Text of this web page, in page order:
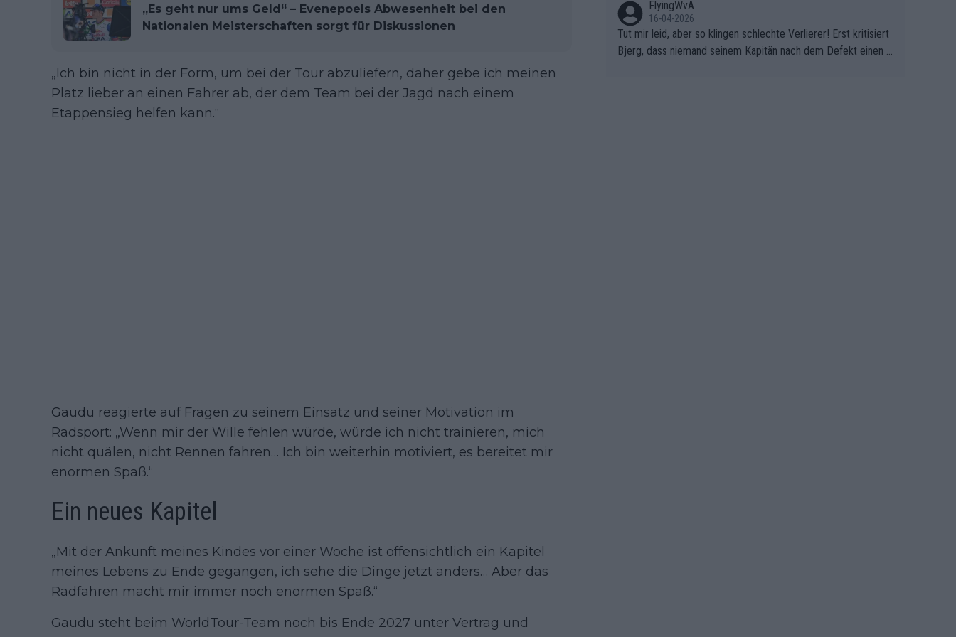
„Es geht nur ums Geld“ – Evenepoels Abwesenheit bei den
Nationalen Meisterschaften sorgt für Diskussionen
„Ich bin nicht in der Form, um bei der Tour abzuliefern, daher gebe ich meinen
Platz lieber an einen Fahrer ab, der dem Team bei der Jagd nach einem
Etappensieg helfen kann.“
Gaudu reagierte auf Fragen zu seinem Einsatz und seiner Motivation im
Radsport: „Wenn mir der Wille fehlen würde, würde ich nicht trainieren, mich
nicht quälen, nicht Rennen fahren… Ich bin weiterhin motiviert, es bereitet mir
enormen Spaß.“
Ein neues Kapitel
„Mit der Ankunft meines Kindes vor einer Woche ist offensichtlich ein Kapitel
meines Lebens zu Ende gegangen, ich sehe die Dinge jetzt anders… Aber das
Radfahren macht mir immer noch enormen Spaß.“
Gaudu steht beim WorldTour-Team noch bis Ende 2027 unter Vertrag und
FlyingWvA
16-04-2026
Tut mir leid, aber so klingen schlechte Verlierer! Erst kritisiert
Bjerg, dass niemand seinem Kapitän nach dem Defekt einen r